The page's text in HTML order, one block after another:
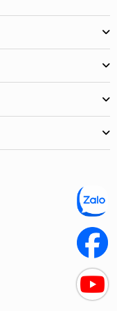
506N
Jarguar Suhyoung
Komi Việt Nam
130W x 4CH (520W/8Ω).
20Hz đến 20KHz